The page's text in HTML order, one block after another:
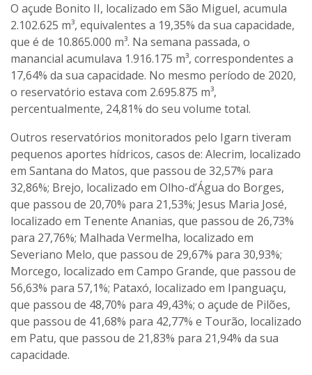
O açude Bonito II, localizado em São Miguel, acumula
2.102.625 m³, equivalentes a 19,35% da sua capacidade,
que é de 10.865.000 m³. Na semana passada, o
manancial acumulava 1.916.175 m³, correspondentes a
17,64% da sua capacidade. No mesmo período de 2020,
o reservatório estava com 2.695.875 m³,
percentualmente, 24,81% do seu volume total.
Outros reservatórios monitorados pelo Igarn tiveram
pequenos aportes hídricos, casos de: Alecrim, localizado
em Santana do Matos, que passou de 32,57% para
32,86%; Brejo, localizado em Olho-d’Água do Borges,
que passou de 20,70% para 21,53%; Jesus Maria José,
localizado em Tenente Ananias, que passou de 26,73%
para 27,76%; Malhada Vermelha, localizado em
Severiano Melo, que passou de 29,67% para 30,93%;
Morcego, localizado em Campo Grande, que passou de
56,63% para 57,1%; Pataxó, localizado em Ipanguaçu,
que passou de 48,70% para 49,43%; o açude de Pilões,
que passou de 41,68% para 42,77% e Tourão, localizado
em Patu, que passou de 21,83% para 21,94% da sua
capacidade.